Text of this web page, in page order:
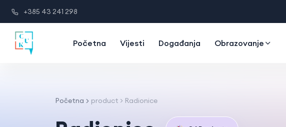
+385 43 241 298
Početna Vijesti Događanja Obrazovanje
Početna product > Radionice